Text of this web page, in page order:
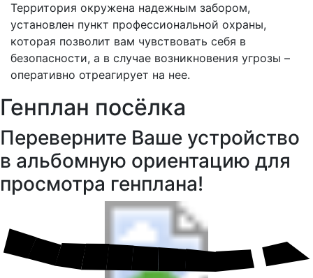
Территория окружена надежным забором,
установлен пункт профессиональной охраны,
которая позволит вам чувствовать себя в
безопасности, а в случае возникновения угрозы –
оперативно отреагирует на нее.
Генплан посёлка
Переверните Ваше устройство
в альбомную ориентацию для
просмотра генплана!